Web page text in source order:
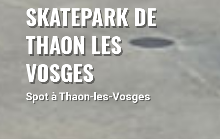
SKATEPARK DE
THAON LES
VOSGES
Spot à Thaon-les-Vosges